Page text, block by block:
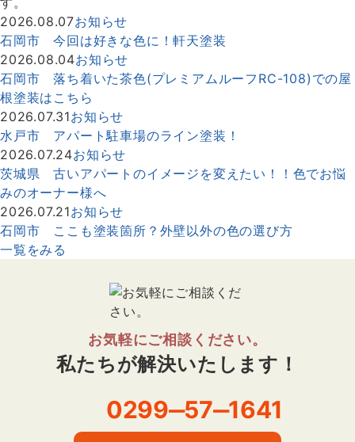
2026.08.07お知らせ
石岡市 今回は好きな色に！軒天塗装
2026.08.04お知らせ
石岡市 落ち着いた茶色(プレミアムルーフRC-108)での屋
根塗装はこちら
2026.07.31お知らせ
水戸市 アパート駐車場のライン塗装！
2026.07.24お知らせ
茨城県 古いアパートのイメージを変えたい！！色でお悩
みのオーナー様へ
2026.07.21お知らせ
石岡市 ここも塗装箇所？外壁以外の色の選び方
一覧をみる
お気軽にご相談ください。
私たちが解決いたします！
0299‒57‒1641